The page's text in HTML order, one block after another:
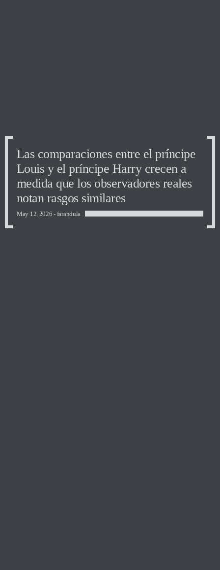
Las comparaciones entre el príncipe
Louis y el príncipe Harry crecen a
medida que los observadores reales
notan rasgos similares
May 12, 2026 - farandula